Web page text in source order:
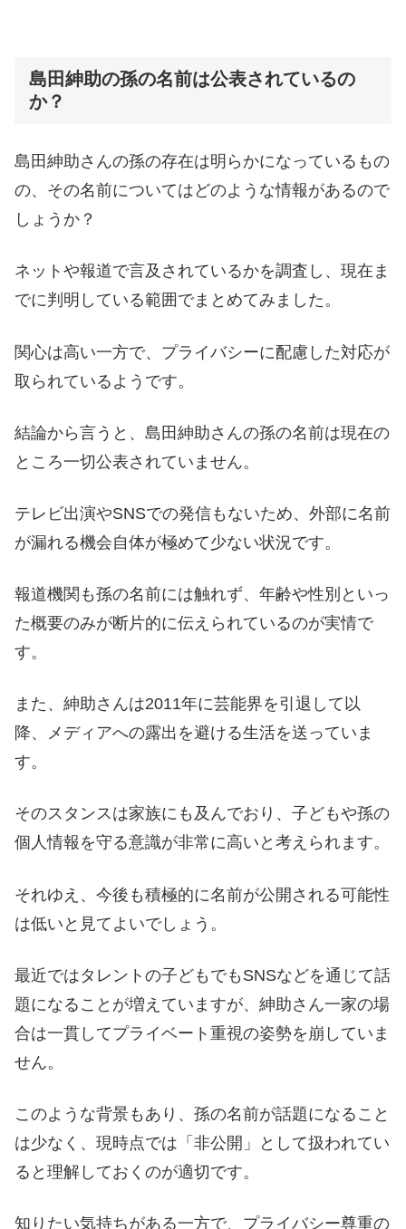
島田紳助の孫の名前は公表されているの
か？
島田紳助さんの孫の存在は明らかになっているもの
の、その名前についてはどのような情報があるので
しょうか？
ネットや報道で言及されているかを調査し、現在ま
でに判明している範囲でまとめてみました。
関心は高い一方で、プライバシーに配慮した対応が
取られているようです。
結論から言うと、島田紳助さんの孫の名前は現在の
ところ一切公表されていません。
テレビ出演やSNSでの発信もないため、外部に名前
が漏れる機会自体が極めて少ない状況です。
報道機関も孫の名前には触れず、年齢や性別といっ
た概要のみが断片的に伝えられているのが実情で
す。
また、紳助さんは2011年に芸能界を引退して以
降、メディアへの露出を避ける生活を送っていま
す。
そのスタンスは家族にも及んでおり、子どもや孫の
個人情報を守る意識が非常に高いと考えられます。
それゆえ、今後も積極的に名前が公開される可能性
は低いと見てよいでしょう。
最近ではタレントの子どもでもSNSなどを通じて話
題になることが増えていますが、紳助さん一家の場
合は一貫してプライベート重視の姿勢を崩していま
せん。
このような背景もあり、孫の名前が話題になること
は少なく、現時点では「非公開」として扱われてい
ると理解しておくのが適切です。
知りたい気持ちがある一方で、プライバシー尊重の